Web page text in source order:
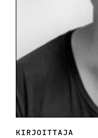
KIRJOITTAJA